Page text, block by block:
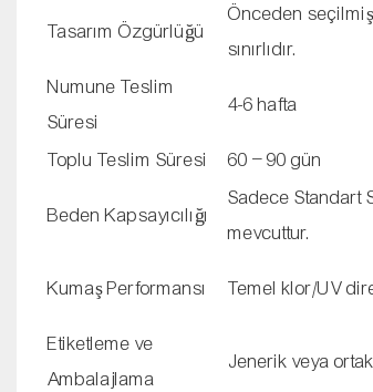
Tasarım Özgürlüğü
Önceden
sınırlıdır.
Numune Teslim
Süresi
4-6 hafta
Toplu Teslim Süresi 60 – 90 gün
Beden Kapsayıcılığı
Sadece Standart
mevcuttur.
Kumaş Performansı Temel klor/UV
Etiketleme ve
Ambalajlama
Jenerik veya